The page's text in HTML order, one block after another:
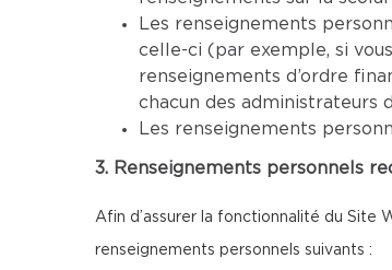
Les renseignements
celle-ci (par exemple, si
renseignements d’ordre
chacun des administrateurs
Les renseignements
3. Renseignements personnels
Afin d’assurer la fonctionnalité du Site
renseignements personnels suivants :